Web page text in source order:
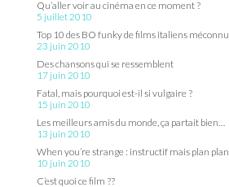
Qu’aller voir au cinéma en ce moment ?
5 juillet 2010
Top 10 des BO funky de films italiens
23 juin 2010
Des chansons qui se ressemblent
17 juin 2010
Fatal, mais pourquoi est-il si vulgaire ?
15 juin 2010
Les meilleurs amis du monde, ça partait bien…
13 juin 2010
When you’re strange : instructif mais plan plan
10 juin 2010
C’est quoi ce film ??